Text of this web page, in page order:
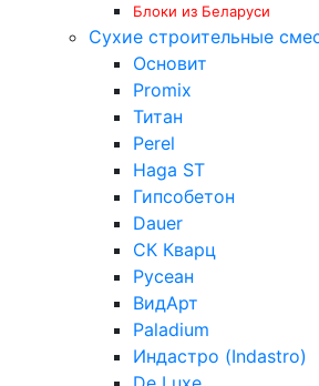
Блоки из Беларуси
Сухие строительные
Основит
Promix
Титан
Perel
Haga ST
Гипсобетон
Dauer
СК Кварц
Русеан
ВидАрт
Paladium
Индастро (Indastro)